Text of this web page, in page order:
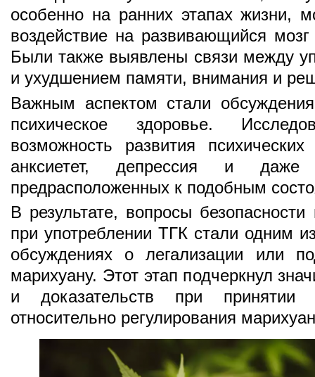
особенно на ранних этапах жизни,
воздействие на развивающийся
Были также выявлены связи между
и ухудшением памяти, внимания и
Важным аспектом стали
психическое здоровье.
возможность развития
анксиетет, депрессия и
предрасположенных к подобным
В результате, вопросы
при употреблении ТГК стали одним
обсуждениях о легализации или
марихуану. Этот этап подчеркнул
и доказательств при принятии
относительно регулирования